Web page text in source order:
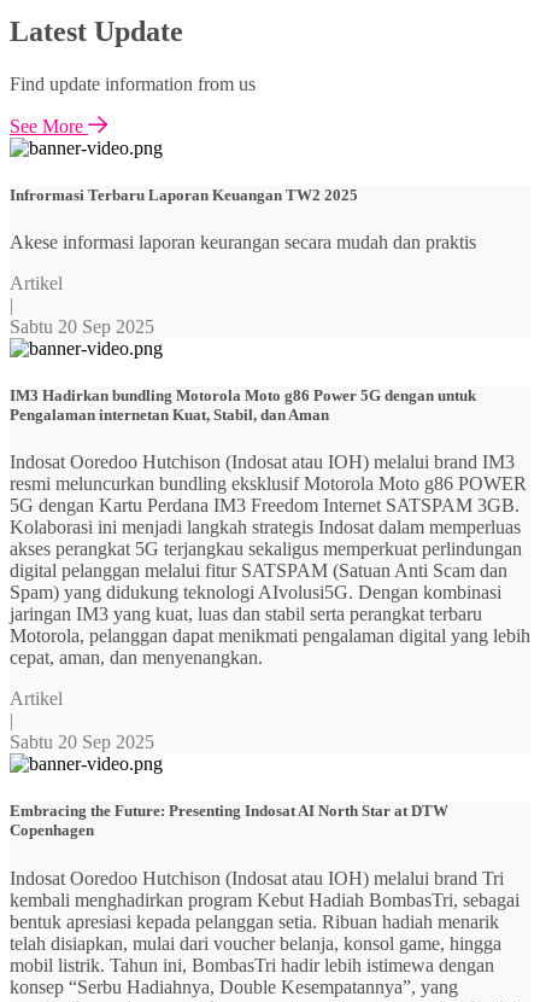
Latest Update
Find update information from us
See More
Infrormasi Terbaru Laporan Keuangan TW2 2025
Akese informasi laporan keurangan secara mudah dan praktis
Artikel
|
Sabtu 20 Sep 2025
IM3 Hadirkan bundling Motorola Moto g86 Power 5G dengan untuk
Pengalaman internetan Kuat, Stabil, dan Aman
Indosat Ooredoo Hutchison (Indosat atau IOH) melalui brand IM3
resmi meluncurkan bundling eksklusif Motorola Moto g86 POWER
5G dengan Kartu Perdana IM3 Freedom Internet SATSPAM 3GB.
Kolaborasi ini menjadi langkah strategis Indosat dalam memperluas
akses perangkat 5G terjangkau sekaligus memperkuat perlindungan
digital pelanggan melalui fitur SATSPAM (Satuan Anti Scam dan
Spam) yang didukung teknologi AIvolusi5G. Dengan kombinasi
jaringan IM3 yang kuat, luas dan stabil serta perangkat terbaru
Motorola, pelanggan dapat menikmati pengalaman digital yang lebih
cepat, aman, dan menyenangkan.
Artikel
|
Sabtu 20 Sep 2025
Embracing the Future: Presenting Indosat AI North Star at DTW
Copenhagen
Indosat Ooredoo Hutchison (Indosat atau IOH) melalui brand Tri
kembali menghadirkan program Kebut Hadiah BombasTri, sebagai
bentuk apresiasi kepada pelanggan setia. Ribuan hadiah menarik
telah disiapkan, mulai dari voucher belanja, konsol game, hingga
mobil listrik. Tahun ini, BombasTri hadir lebih istimewa dengan
konsep “Serbu Hadiahnya, Double Kesempatannya”, yang